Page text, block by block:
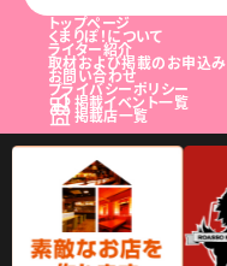
トップページ
くまりぽ！について
ライター紹介
取材および掲載のお申込み
お問い合わせ
プライバシーポリシー
掲載イベント一覧
掲載店一覧